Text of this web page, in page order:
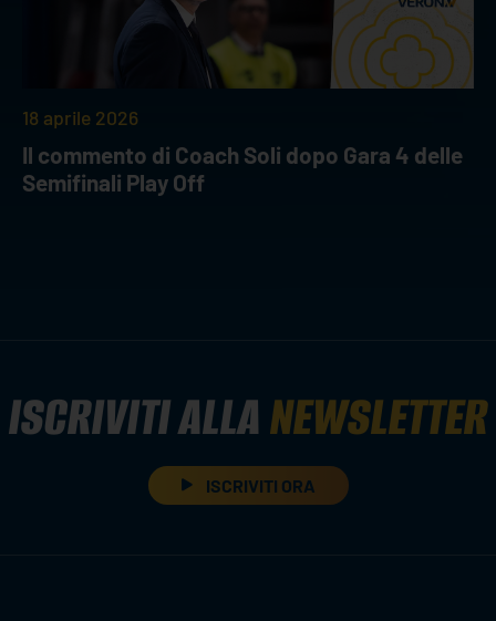
18 aprile 2026
Il commento di Coach Soli dopo Gara 4 delle
Semifinali Play Off
ISCRIVITI ALLANEWSLETTER
ISCRIVITI ORA